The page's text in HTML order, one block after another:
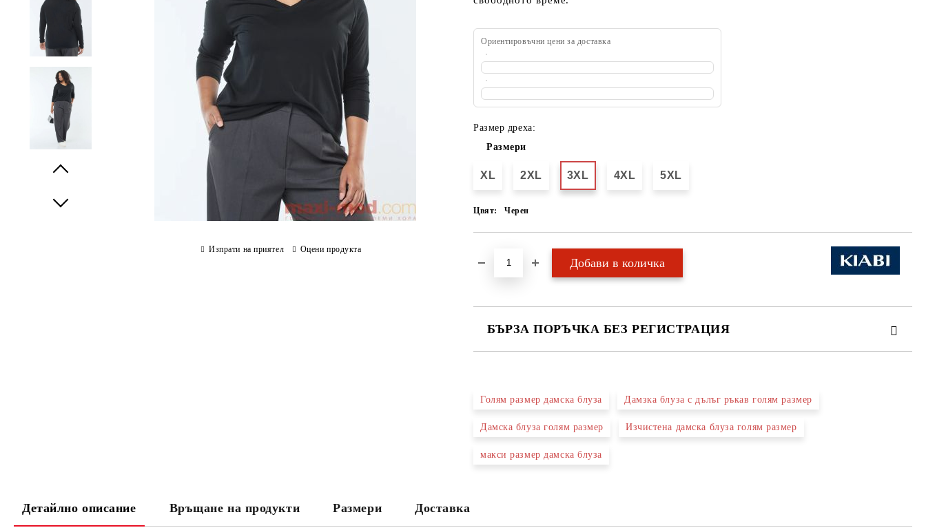
Ориентировъчни цени за доставка
Размер дреха:
Размери
XL 2XL 3XL 4XL 5XL
Цвят: Черен
БЪРЗА ПОРЪЧКА БЕЗ РЕГИСТРАЦИЯ
Ние ще се свържем с вас в рамките на работния ден.
Голям размер дамска блуза Дамзка блуза с дълъг ръкав голям размер
Дамска блуза голям размер Изчистена дамска блуза голям размер
макси размер дамска блуза
Изпрати на приятел Оцени продукта
Детайлно описание Връщане на продукти Размери Доставка